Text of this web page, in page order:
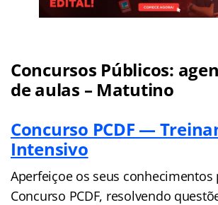
Concursos Públicos:
de aulas – Matutino
Concurso PCDF —
Intensivo
Aperfeiçoe os seus conhecimentos
Concurso PCDF, resolvendo